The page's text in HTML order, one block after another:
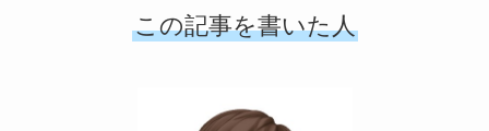
この記事を書いた人